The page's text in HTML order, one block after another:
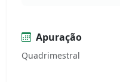
Apuração
Quadrimestral